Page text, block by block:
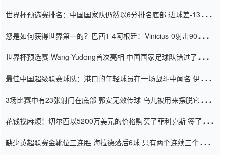
世界杯预选赛排名：中国国家队仍然以6分排名底部 进球差-13令人
您是如何获得世界第一的？巴西1-4阿根廷：Vinicius 0射击90分钟
世界杯预选赛-Wang Yudong首次亮相 中国国家足球队错过了世界
最佳中国超级联赛球队：港口的年轻球员在一场战斗中闻名 伊万放
3场比赛中有23张射门在底部 郭安无效传球 鸟儿被用来摆脱它
花钱找麻烦！切尔西以5200万美元的价格购买了菲利克斯 签了7年
缺少英超联赛金靴位三连胜 海拉德落后6球 只有两个连续三个连续